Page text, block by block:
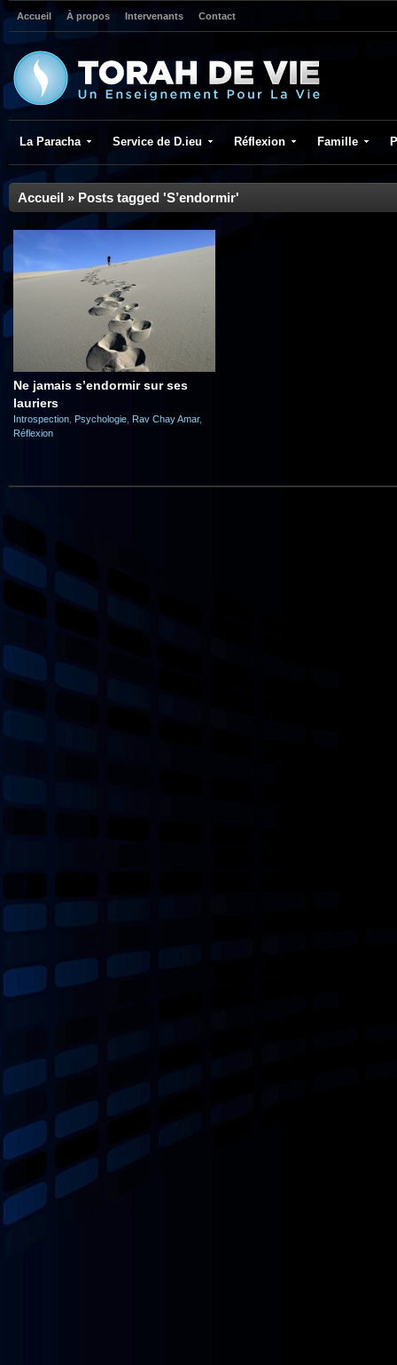
Accueil À propos Intervenants Contact
La Paracha Service de D.ieu Réflexion Famille
Accueil » Posts tagged 'S’endormir'
Ne jamais s’endormir sur ses
lauriers
Introspection Psychologie Rav Chay Amar,
Réflexion